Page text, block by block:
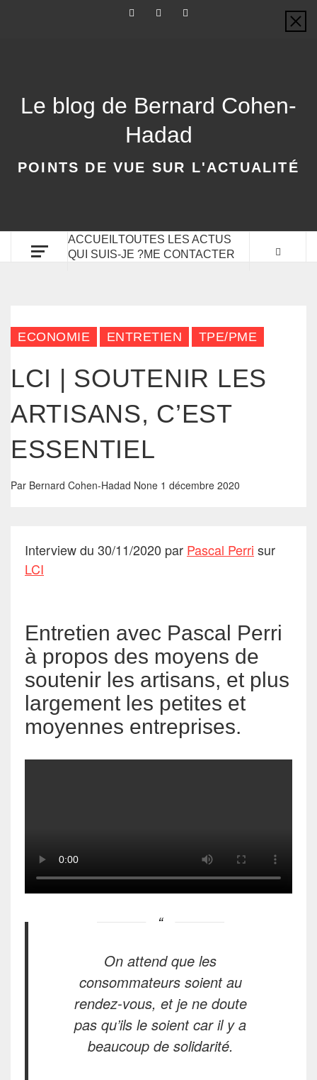
Le blog de Bernard Cohen-
Hadad
POINTS DE VUE SUR L'ACTUALITÉ
ACCUEILTOUTES LES ACTUS
QUI SUIS-JE ?ME CONTACTER
ECONOMIE ENTRETIEN TPE/PME
LCI | SOUTENIR LES
ARTISANS, C’EST
ESSENTIEL
Par Bernard Cohen-Hadad None 1 décembre 2020
Interview du 30/11/2020 par Pascal Perri sur
LCI
Entretien avec Pascal Perri
à propos des moyens de
soutenir les artisans, et plus
largement les petites et
moyennes entreprises.
On attend que les
consommateurs soient au
rendez-vous, et je ne doute
pas qu’ils le soient car il y a
beaucoup de solidarité.